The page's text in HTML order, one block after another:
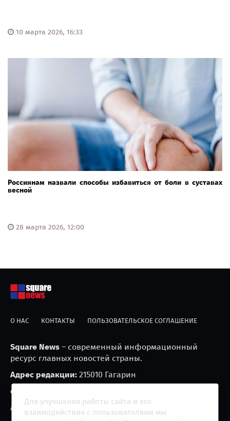
10 марта 2026, 16:33
Россиянам назвали способы избавиться от боли в суставах
весной
28 марта 2026, 12:00
О НАС КОНТАКТЫ ПОЛЬЗОВАТЕЛЬСКОЕ СОГЛАШЕНИЕ
Square News – современный информационный
ресурс главных новостей страны.
Адрес редакции: 215010 Гагарин
e-mail:
Агрегатор новостей «Square news» (18+)
Для улучшения работы сайта и его
взаимодействия с пользователями мы